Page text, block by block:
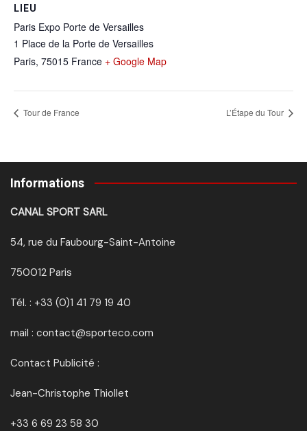
LIEU
Paris Expo Porte de Versailles
1 Place de la Porte de Versailles
Paris, 75015 France + Google Map
Tour de France L’Étape du Tour
Informations
CANAL SPORT SARL
54, rue du Faubourg-Saint-Antoine
750012 Paris
Tél. : +33 (0)1 41 79 19 40
mail : contact@sporteco.com
Contact Publicité :
Jean-Christophe Thiollet
+33 6 69 23 58 30